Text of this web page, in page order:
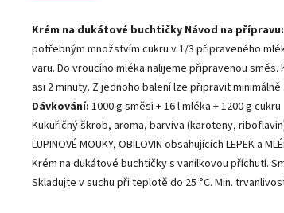
Krém na dukátové buchtičky Návod na přípravu:
potřebným množstvím cukru v 1/3 připraveného
varu. Do vroucího mléka nalijeme připravenou směs.
asi 2 minuty. Z jednoho balení lze připravit minimálně
Dávkování: 1000 g směsi + 16 l mléka + 1200 g cukru
Kukuřičný škrob, aroma, barviva (karoteny,
LUPINOVÉ MOUKY, OBILOVIN obsahujících LEPEK a
Krém na dukátové buchtičky s vanilkovou příchutí.
Skladujte v suchu při teplotě do 25 °C. Min.